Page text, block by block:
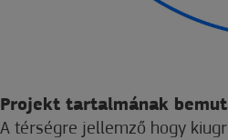
Projekt tartalmának
A térségre jellemző hogy